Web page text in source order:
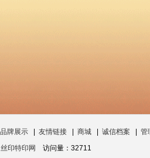
品牌展示 | 友情链接 | 商城 | 诚信档案 | 管
印特印网 访问量：32711